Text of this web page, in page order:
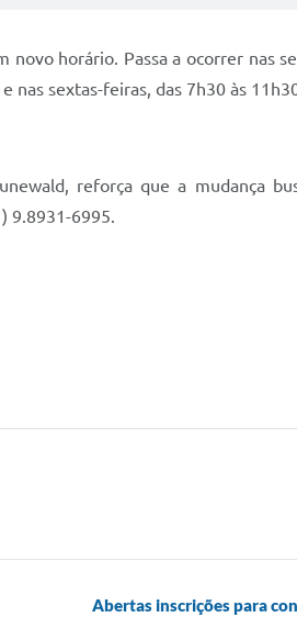
horário. Passa a ocorrer nas
nas sextas-feiras, das 7h30 às
reforça que a mudança
9.8931-6995.
Abertas inscrições para